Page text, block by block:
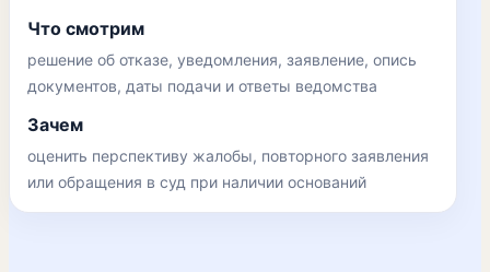
Что смотрим
решение об отказе, уведомления, заявление, опись
документов, даты подачи и ответы ведомства
Зачем
оценить перспективу жалобы, повторного заявления
или обращения в суд при наличии оснований